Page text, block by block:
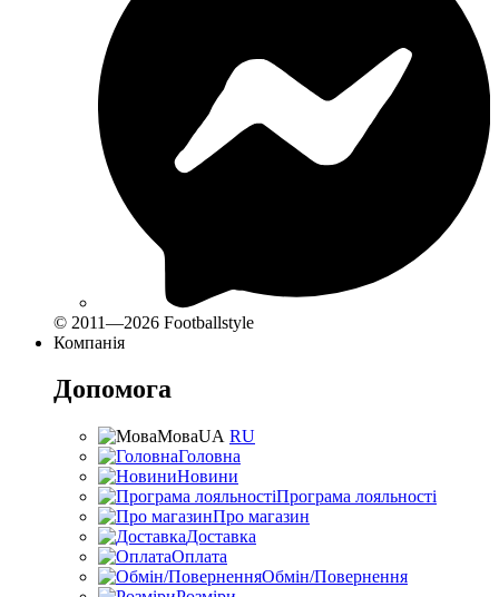
© 2011—2026 Footballstyle
Компанія
Допомога
МоваUA RU
Головна
Новини
Програма лояльності
Про магазин
Доставка
Оплата
Обмін/Повернення